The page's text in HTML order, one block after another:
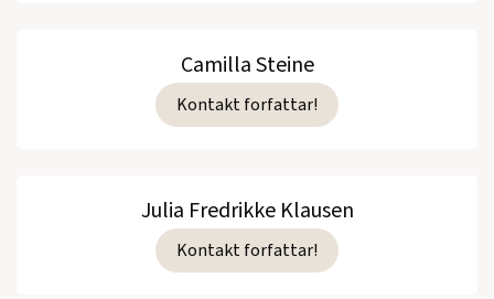
Camilla Steine
Kontakt forfattar!
Julia Fredrikke Klausen
Kontakt forfattar!